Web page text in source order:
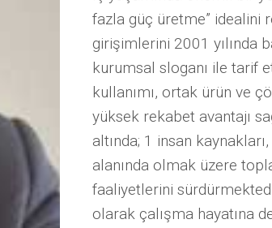
fazla güç üretme” idealini
girişimlerini 2001 yılında
kurumsal sloganı ile tarif
kullanımı, ortak ürün ve
yüksek rekabet avantajı
altında; 1 insan
alanında olmak üzere
faaliyetlerini
olarak çalışma hayatına